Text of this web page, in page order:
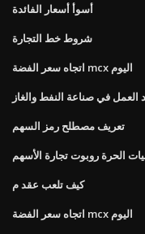
أسوأ أسعار الفائدة
شروط خط التجارة
اتجاه سعر الفضة mcx اليوم
العمل في صناعة النفط والغاز
تعريف مصطلح رمز السهم
الحرة روبوت تجارة الأسهم
كيف تلعب عقد م
اتجاه سعر الفضة mcx اليوم